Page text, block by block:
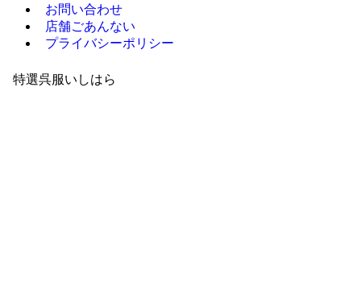
お問い合わせ
店舗ごあんない
プライバシーポリシー
特選呉服いしはら